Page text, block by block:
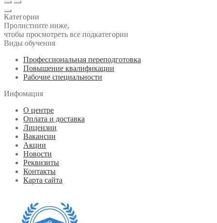
Категории
Пролистните ниже,
чтобы просмотреть все подкатегории
Виды обучения
Профессиональная переподготовка
Повышение квалификации
Рабочие специальности
Инфомация
О центре
Оплата и доставка
Лицензии
Вакансии
Акции
Новости
Реквизиты
Контакты
Карта сайта